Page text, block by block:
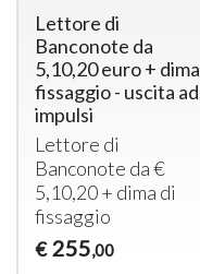
Lettore di
Banconote da
5,10,20 euro + dima
fissaggio - uscita ad
impulsi
Lettore di
Banconote da €
5,10,20 + dima di
fissaggio
€ 255,00